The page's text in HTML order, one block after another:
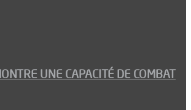
UNE CAPACITÉ DE COMBAT